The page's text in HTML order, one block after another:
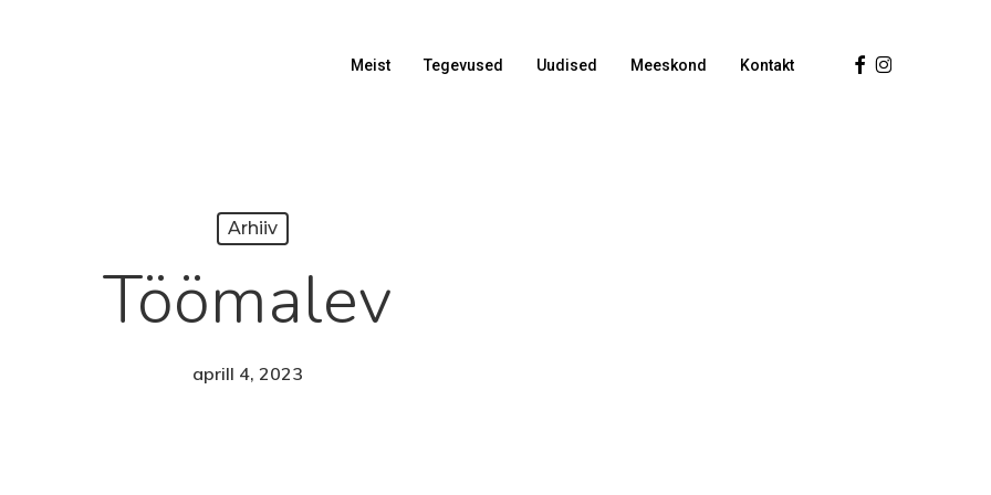
Meist Tegevused Uudised Meeskond Kontakt Facebook
Instagram
Arhiiv
Töömalev
aprill 4, 2023